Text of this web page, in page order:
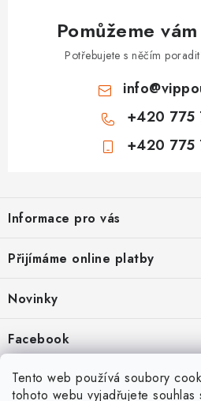
Tento web používá soubory
tohoto webu vyjadřujete
Pomůžeme
Potřebujete s něčím
info@
+420 775
+420 775
p
a
Informace pro vás
Jak nakupovat
Ochrana osobních údajů
Hodnocení obchodu
Doprava a platba
Přijímáme online platby
Novinky
Kryty, pouzdra, obaly na mobil Apple
11.9.2022
Nová skla pro vaši ochranu
Facebook
Heureka